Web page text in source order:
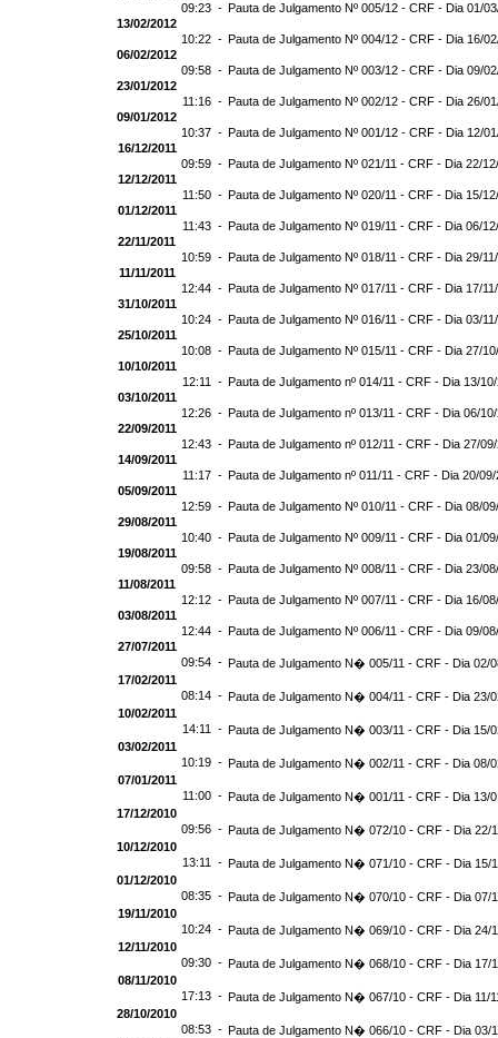
09:23 - Pauta de Julgamento Nº 005/12 - CRF - Dia 01/
13/02/2012
10:22 - Pauta de Julgamento Nº 004/12 - CRF - Dia 16/
06/02/2012
09:58 - Pauta de Julgamento Nº 003/12 - CRF - Dia 09/
23/01/2012
11:16 - Pauta de Julgamento Nº 002/12 - CRF - Dia 26/
09/01/2012
10:37 - Pauta de Julgamento Nº 001/12 - CRF - Dia 12/
16/12/2011
09:59 - Pauta de Julgamento Nº 021/11 - CRF - Dia 22/
12/12/2011
11:50 - Pauta de Julgamento Nº 020/11 - CRF - Dia 15/
01/12/2011
11:43 - Pauta de Julgamento Nº 019/11 - CRF - Dia 06/
22/11/2011
10:59 - Pauta de Julgamento Nº 018/11 - CRF - Dia 29/
11/11/2011
12:44 - Pauta de Julgamento Nº 017/11 - CRF - Dia 17/
31/10/2011
10:24 - Pauta de Julgamento Nº 016/11 - CRF - Dia 03/
25/10/2011
10:08 - Pauta de Julgamento Nº 015/11 - CRF - Dia 27/
10/10/2011
12:11 - Pauta de Julgamento nº 014/11 - CRF - Dia 13/
03/10/2011
12:26 - Pauta de Julgamento nº 013/11 - CRF - Dia 06/
22/09/2011
12:43 - Pauta de Julgamento nº 012/11 - CRF - Dia 27/
14/09/2011
11:17 - Pauta de Julgamento nº 011/11 - CRF - Dia 20/09/
05/09/2011
12:59 - Pauta de Julgamento Nº 010/11 - CRF - Dia 08/
29/08/2011
10:40 - Pauta de Julgamento Nº 009/11 - CRF - Dia 01/
19/08/2011
09:58 - Pauta de Julgamento Nº 008/11 - CRF - Dia 23/
11/08/2011
12:12 - Pauta de Julgamento Nº 007/11 - CRF - Dia 16/
03/08/2011
12:44 - Pauta de Julgamento Nº 006/11 - CRF - Dia 09/
27/07/2011
09:54 - Pauta de Julgamento N� 005/11 - CRF - Dia 02/
17/02/2011
08:14 - Pauta de Julgamento N� 004/11 - CRF - Dia 23/
10/02/2011
14:11 - Pauta de Julgamento N� 003/11 - CRF - Dia 15/
03/02/2011
10:19 - Pauta de Julgamento N� 002/11 - CRF - Dia 08/
07/01/2011
11:00 - Pauta de Julgamento N� 001/11 - CRF - Dia 13/
17/12/2010
09:56 - Pauta de Julgamento N� 072/10 - CRF - Dia 22/
10/12/2010
13:11 - Pauta de Julgamento N� 071/10 - CRF - Dia 15/
01/12/2010
08:35 - Pauta de Julgamento N� 070/10 - CRF - Dia 07/
19/11/2010
10:24 - Pauta de Julgamento N� 069/10 - CRF - Dia 24/
12/11/2010
09:30 - Pauta de Julgamento N� 068/10 - CRF - Dia 17/
08/11/2010
17:13 - Pauta de Julgamento N� 067/10 - CRF - Dia 11/
28/10/2010
08:53 - Pauta de Julgamento N� 066/10 - CRF - Dia 03/